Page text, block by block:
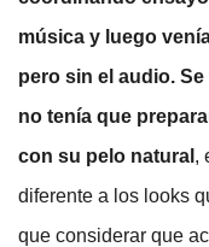
música y luego
pero sin el audio.
no tenía que
con su pelo natural ,
diferente a los looks
que considerar que